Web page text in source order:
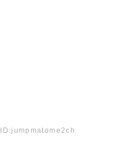
ID:jumpmatome2ch